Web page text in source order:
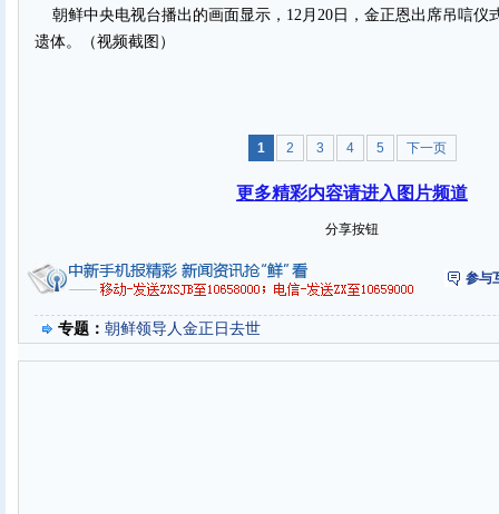
朝鲜中央电视台播出的画面显示，12月20日，金正恩出席吊唁仪
遗体。（视频截图）
1 2 3 4 5 下一页
更多精彩内容请进入图片频道
分享按钮
参与
专题： 朝鲜领导人金正日去世